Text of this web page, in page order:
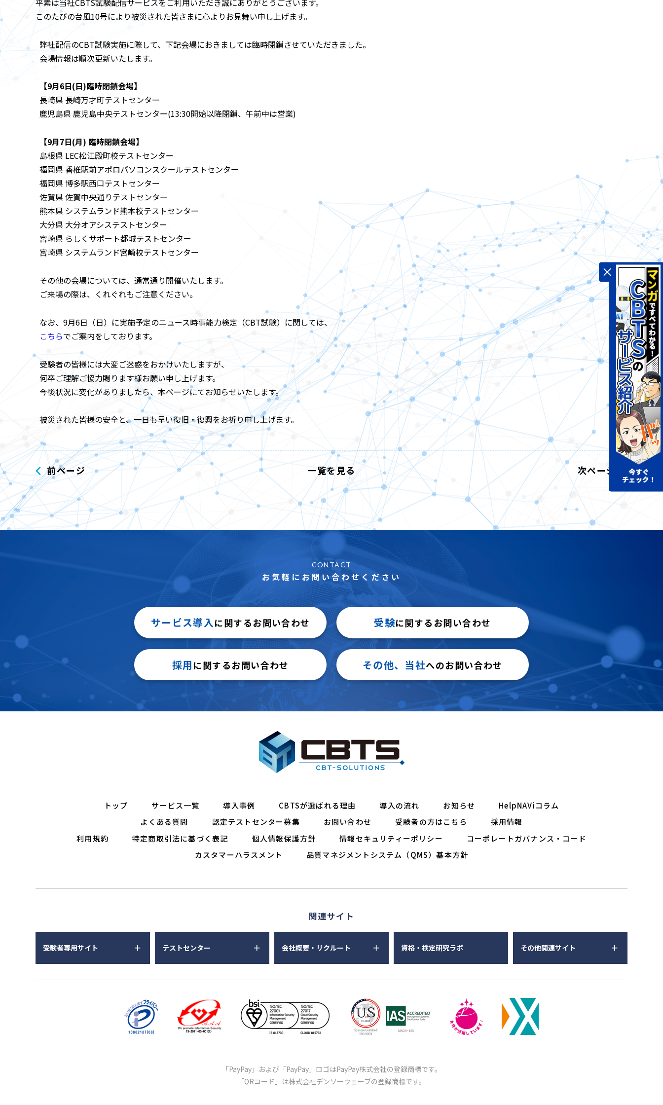
このたびの台風10号により被災された皆さまに心よりお見舞い申し上げます。
弊社配信のCBT試験実施に際して、下記会場におきましては臨時閉鎖させていただきました。
会場情報は順次更新いたします。
【9月6日(日)臨時閉鎖会場】
長崎県 長崎万才町テストセンター
鹿児島県 鹿児島中央テストセンター(13:30開始以降閉鎖、午前中は営業)
【9月7日(月) 臨時閉鎖会場】
島根県 LEC松江殿町校テストセンター
福岡県 香椎駅前アポロパソコンスクールテストセンター
福岡県 博多駅西口テストセンター
佐賀県 佐賀中央通りテストセンター
熊本県 システムランド熊本校テストセンター
大分県 大分オアシステストセンター
宮崎県 らしくサポート都城テストセンター
宮崎県 システムランド宮崎校テストセンター
その他の会場については、通常通り開催いたします。
ご来場の際は、くれぐれもご注意ください。
なお、9月6日（日）に実施予定のニュース時事能力検定（CBT試験）に関しては、
こちらでご案内をしております。
受験者の皆様には大変ご迷惑をおかけいたしますが、
何卒ご理解ご協力賜ります様お願い申し上げます。
今後状況に変化がありましたら、本ページにてお知らせいたします。
被災された皆様の安全と、一日も早い復旧・復興をお祈り申し上げます。
前ページ 一覧を見る 次ページ
CONTACT
お気軽にお問い合わせください
サービス導入に関するお問い合わせ 受験に関するお問い合わせ
採用に関するお問い合わせ その他、当社へのお問い合わせ
トップ サービス一覧 導入事例 CBTSが選ばれる理由 導入の流れ お知らせ
HelpNAViコラム
よくある質問
認定テストセンター募集 お問い合わせ 受験者の方はこちら
採用情報
利用規約
特定商取引法に基づく表記 個人情報保護方針 情報セキュリティーポリシー
コーポレートガバナンス・コード
カスタマーハラスメント
品質マネジメントシステム（QMS）基本方針
関連サイト
受験者専用サイト テストセンター 会社概要・リクルート 資格・検定研究ラボ その他関連サイト
「PayPay」および「PayPay」ロゴはPayPay株式会社の登録商標です。
「QRコード」は株式会社デンソーウェーブの登録商標です。